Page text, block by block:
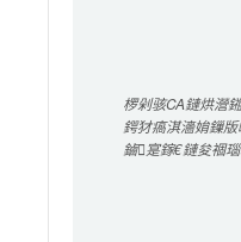
椤剁骇CA鏈烘瀯
鍔犲瘑淇濇姢鏁
鏀寔鎵€鏈夋祻